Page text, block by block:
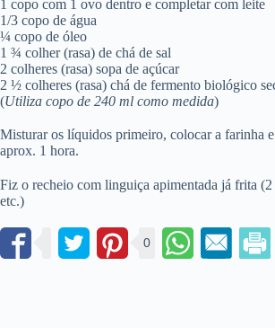
1 copo com 1 ovo dentro e completar com leite
1/3 copo de água
¼ copo de óleo
1 ¾ colher (rasa) de chá de sal
2 colheres (rasa) sopa de açúcar
2 ½ colheres (rasa) chá de fermento biológico
(Utiliza copo de 240 ml como medida)
Misturar os líquidos primeiro, colocar a farinha
aprox. 1 hora.
Fiz o recheio com linguiça apimentada já frita (2
etc.)
0